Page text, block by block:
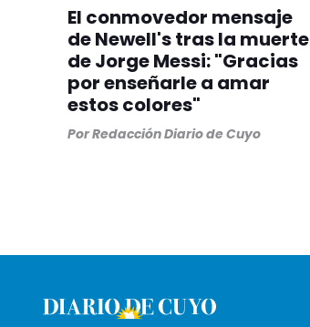
El conmovedor mensaje
de Newell's tras la muerte
de Jorge Messi: "Gracias
por enseñarle a amar
estos colores"
PorRedacción Diario de Cuyo